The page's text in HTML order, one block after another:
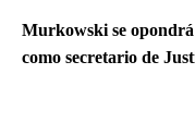
Murkowski se
como secretario de